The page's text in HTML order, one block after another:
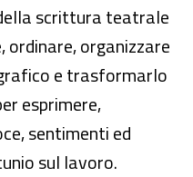
scrittura teatrale
ordinare, organizzare
e trasformarlo
esprimere,
sentimenti ed
sul lavoro.